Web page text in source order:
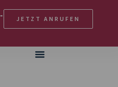
JETZT ANRUFEN